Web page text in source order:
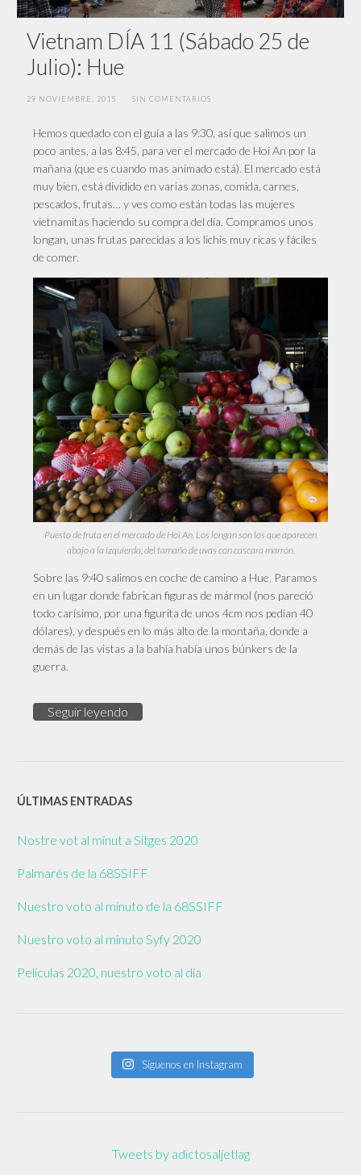
Vietnam DÍA 11 (Sábado 25 de
Julio): Hue
29 NOVIEMBRE, 2015 SIN COMENTARIOS
Hemos quedado con el guía a las 9:30, así que salimos un
poco antes, a las 8:45, para ver el mercado de Hoi An por la
mañana (que es cuando mas animado está). El mercado está
muy bien, está dividido en varias zonas, comida, carnes,
pescados, frutas… y ves como están todas las mujeres
vietnamitas haciendo su compra del día. Compramos unos
longan, unas frutas parecidas a los lichis muy ricas y fáciles
de comer.
Puesto de fruta en el mercado de Hoi An. Los longan son los que aparecen
abajo a la izquierda, del tamaño de uvas con cascara marrón.
Sobre las 9:40 salimos en coche de camino a Hue. Paramos
en un lugar donde fabrican figuras de mármol (nos pareció
todo carísimo, por una figurita de unos 4cm nos pedían 40
dólares), y después en lo más alto de la montaña, donde a
demás de las vistas a la bahía había unos búnkers de la
guerra.
Seguir leyendo
ÚLTIMAS ENTRADAS
Nostre vot al minut a Sitges 2020
Palmarés de la 68SSIFF
Nuestro voto al minuto de la 68SSIFF
Nuestro voto al minuto Syfy 2020
Películas 2020, nuestro voto al día
Síguenos en Instagram
Tweets by adictosaljetlag